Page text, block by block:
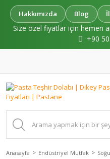
Hakkımızda Blog
Size özel fiyatlar için hemen
+90
Anasayfa Endüstriyel Mutfak